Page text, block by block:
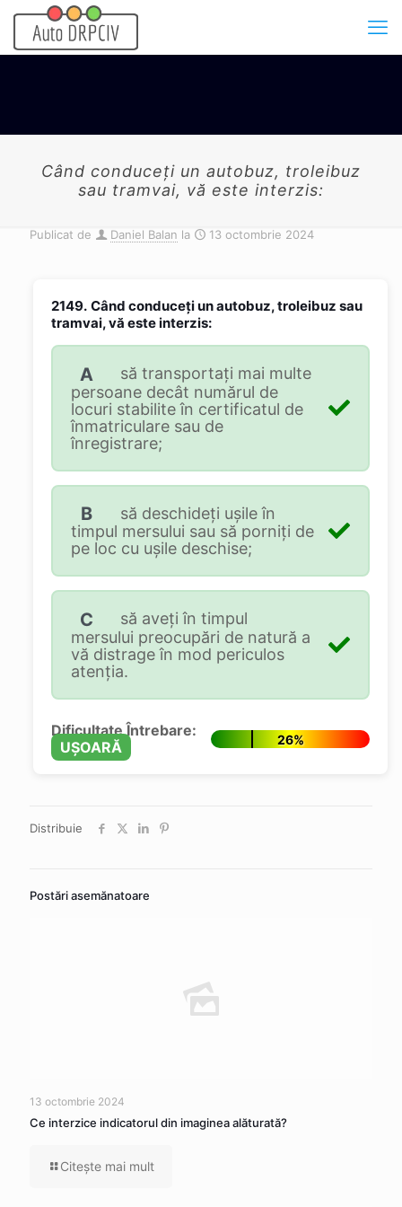
Când conduceţi un autobuz, troleibuz
sau tramvai, vă este interzis:
Publicat de Daniel Balan la 13 octombrie 2024
2149. Când conduceţi un autobuz, troleibuz sau
tramvai, vă este interzis:
A
să transportaţi mai multe
persoane decât numărul de
locuri stabilite în certificatul de
înmatriculare sau de
înregistrare;
B
să deschideţi uşile în
timpul mersului sau să porniţi de
pe loc cu uşile deschise;
C
să aveţi în timpul
mersului preocupări de natură a
vă distrage în mod periculos
atenţia.
Dificultate Întrebare:
UȘOARĂ
26%
Distribuie
Postări asemănatoare
13 octombrie 2024
Ce interzice indicatorul din imaginea alăturată?
Citeşte mai mult